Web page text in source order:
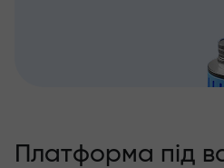
Платформа під